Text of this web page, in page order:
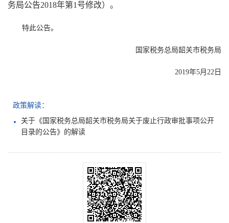
务局公告2018年第1号修改）。
特此公告。
国家税务总局韶关市税务局
2019年5月22日
政策解读：
关于《国家税务总局韶关市税务局关于废止行政审批事项公开
目录的公告》的解读